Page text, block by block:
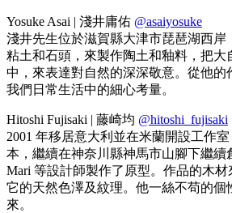
Yosuke Asai | 淺井庸佑 @asaiyosuke
淺井先生位於滋賀縣大津市琵琶湖西岸
粘土和石頭，來製作陶土和釉料，把大
中，來表達對自然的深深敬意。從他的
我們日常生活中的細心考量。
Hitoshi Fujisaki | 藤崎均 @hitoshi_fujisaki
2001 年移居意大利並在米蘭開設工作室
本，繼續在神奈川縣神馬市山腳下繼續
Mari 等設計師製作了原型。作品的木
它的天然色澤及紋理。他一絲不苟的個
來。